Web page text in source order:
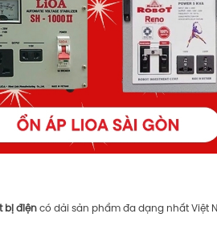
bị điện có dải sản phẩm đa dạng nhất Việt